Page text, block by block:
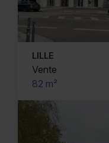
LILLE
Vente
82 m²